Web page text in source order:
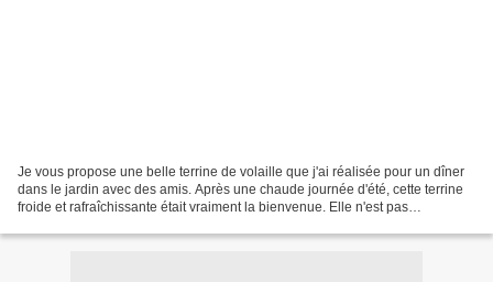
Je vous propose une belle terrine de volaille que j'ai réalisée pour un dîner
dans le jardin avec des amis. Après une chaude journée d'été, cette terrine
froide et rafraîchissante était vraiment la bienvenue. Elle n'est pas